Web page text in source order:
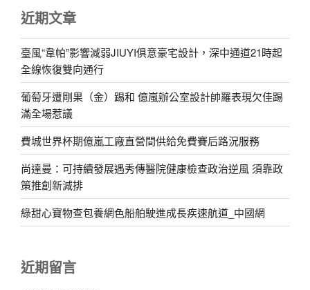
近期文章
臺風“韋帕”影響減弱JIUYI俱意豪宅設計，深中通道21時起
全線恢復雙向通行
葡萄牙遭剛果（金）踢和 億嵐辦公室設計帥羅表現欠佳踢
滿全場惹議
費城世界杯期億嵐工廠直營間供給免費賽后路況服務
尚達曼：可持續發展遇秀傳醫院健康檢查政治逆風 須靠政
策推創新減排
綠甜心寶物查包養網色船舶駛進成長疾速航道_中國網
近期留言